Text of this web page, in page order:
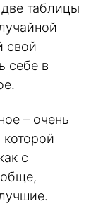
таблицы
свой
себе в
– очень
с